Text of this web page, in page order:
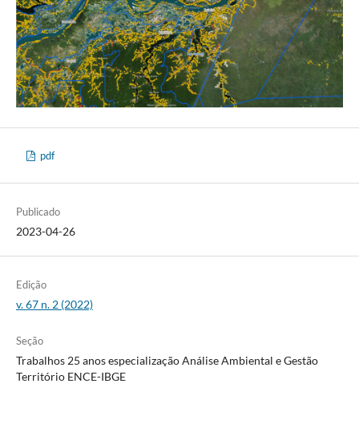
pdf
Publicado
2023-04-26
Edição
v. 67 n. 2 (2022)
Seção
Trabalhos 25 anos especialização Análise Ambiental e Gestão
Território ENCE-IBGE